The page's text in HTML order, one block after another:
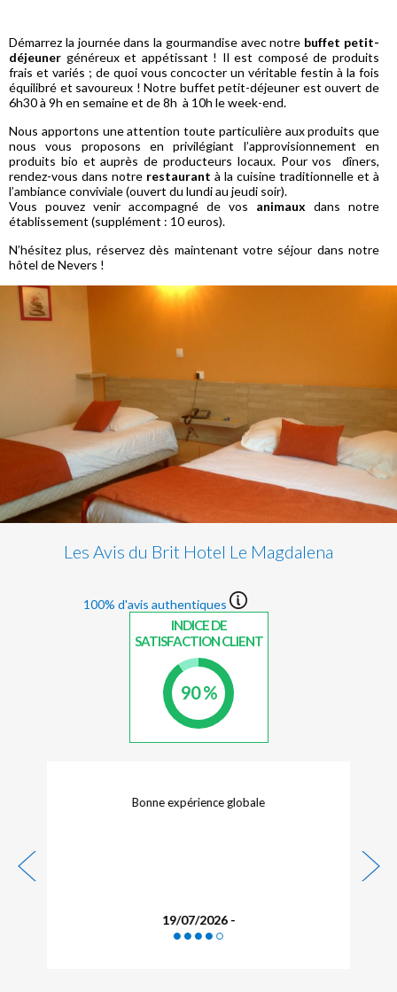
Démarrez la journée dans la gourmandise avec notre buffet petit-
déjeuner généreux et appétissant ! Il est composé de produits
frais et variés ; de quoi vous concocter un véritable festin à la fois
équilibré et savoureux ! Notre buffet petit-déjeuner est ouvert de
6h30 à 9h en semaine et de 8h à 10h le week-end.
Nous apportons une attention toute particulière aux produits que
nous vous proposons en privilégiant l’approvisionnement en
produits bio et auprès de producteurs locaux. Pour vos dîners,
rendez-vous dans notre restaurant à la cuisine traditionnelle et à
l’ambiance conviviale (ouvert du lundi au jeudi soir).
Vous pouvez venir accompagné de vos animaux dans notre
établissement (supplément : 10 euros).
N’hésitez plus, réservez dès maintenant votre séjour dans notre
hôtel de Nevers !
Les Avis du Brit Hotel Le Magdalena
100% d'avis authentiques
INDICE DE
SATISFACTION CLIENT
90 %
Bonne expérience globale